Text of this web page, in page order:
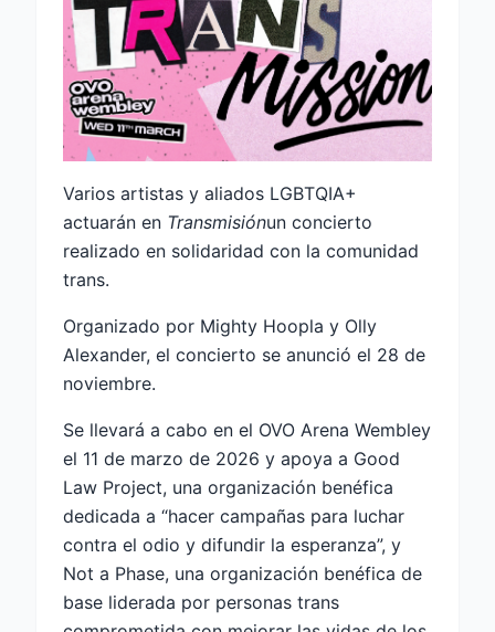
Varios artistas y aliados LGBTQIA+
actuarán en Transmisiónun concierto
realizado en solidaridad con la comunidad
trans.
Organizado por Mighty Hoopla y Olly
Alexander, el concierto se anunció el 28 de
noviembre.
Se llevará a cabo en el OVO Arena Wembley
el 11 de marzo de 2026 y apoya a Good
Law Project, una organización benéfica
dedicada a “hacer campañas para luchar
contra el odio y difundir la esperanza”, y
Not a Phase, una organización benéfica de
base liderada por personas trans